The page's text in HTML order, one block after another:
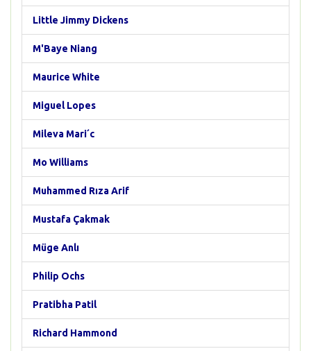
Little Jimmy Dickens
M'Baye Niang
Maurice White
Miguel Lopes
Mileva Mari´c
Mo Williams
Muhammed Rıza Arif
Mustafa Çakmak
Müge Anlı
Philip Ochs
Pratibha Patil
Richard Hammond